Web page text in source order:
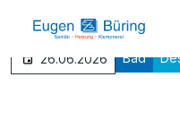
26.06.2026 Bad